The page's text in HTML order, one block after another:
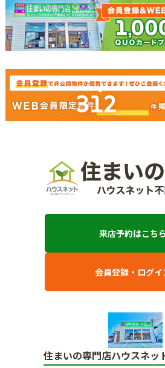
312
来店予約はこちら
会員登録・ログイ
住まいの専門店ハウスネッ